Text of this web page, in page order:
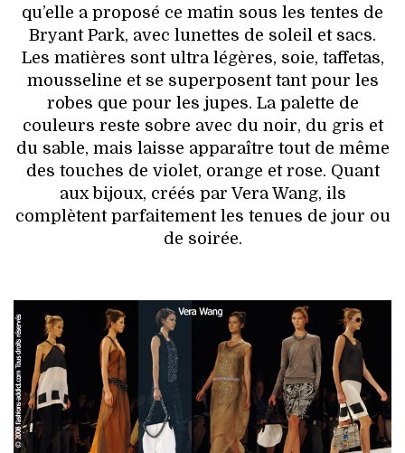
qu’elle a proposé ce matin sous les tentes de
Bryant Park, avec lunettes de soleil et sacs.
Les matières sont ultra légères, soie, taffetas,
mousseline et se superposent tant pour les
robes que pour les jupes. La palette de
couleurs reste sobre avec du noir, du gris et
du sable, mais laisse apparaître tout de même
des touches de violet, orange et rose. Quant
aux bijoux, créés par Vera Wang, ils
complètent parfaitement les tenues de jour ou
de soirée.